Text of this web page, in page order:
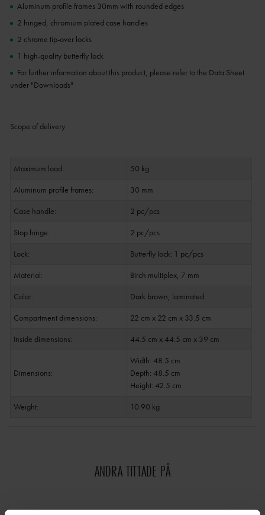
Aluminum profile frames 30mm with rounded edges
2 hinged, chromium plated case handles
2 chrome tip-over locks
1 high-quality butterfly lock
For further information about this product, please refer to the Data Sheet
under "Downloads"
Scope of delivery
Maximum load:
50 kg
Aluminum profile frames:
30 mm
Case handle:
2 pc/pcs
Stop hinge:
2 pc/pcs
Lock:
Butterfly lock: 1 pc/pcs
Material:
Birch multiplex, 7 mm
Color:
Dark brown, laminated
Compartment dimensions:
22 cm x 22 cm x 33.5 cm
Inside dimensions:
44.5 cm x 44.5 cm x 39 cm
Dimensions:
Width: 48.5 cm
Depth: 48.5 cm
Height: 42.5 cm
Weight:
10.90 kg
ANDRA TITTADE PÅ